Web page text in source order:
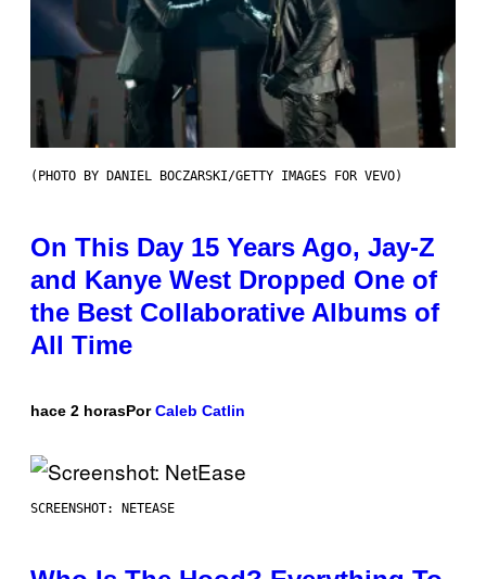
(PHOTO BY DANIEL BOCZARSKI/GETTY IMAGES FOR VEVO)
On This Day 15 Years Ago, Jay-Z
and Kanye West Dropped One of
the Best Collaborative Albums of
All Time
hace 2 horasPorCaleb Catlin
SCREENSHOT: NETEASE